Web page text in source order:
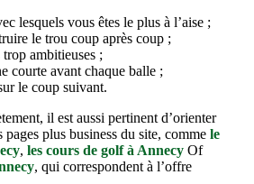
lesquels vous êtes le plus à l’aise ;
le trou coup après coup ;
ambitieuses ;
courte avant chaque balle ;
le coup suivant.
il est aussi pertinent d’orienter
pages plus business du site, comme le
, les cours de golf à Annecy Of
, qui correspondent à l’offre